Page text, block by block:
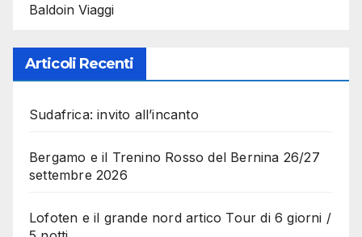
Baldoin Viaggi
Articoli Recenti
Sudafrica: invito all’incanto
Bergamo e il Trenino Rosso del Bernina 26/27
settembre 2026
Lofoten e il grande nord artico Tour di 6 giorni /